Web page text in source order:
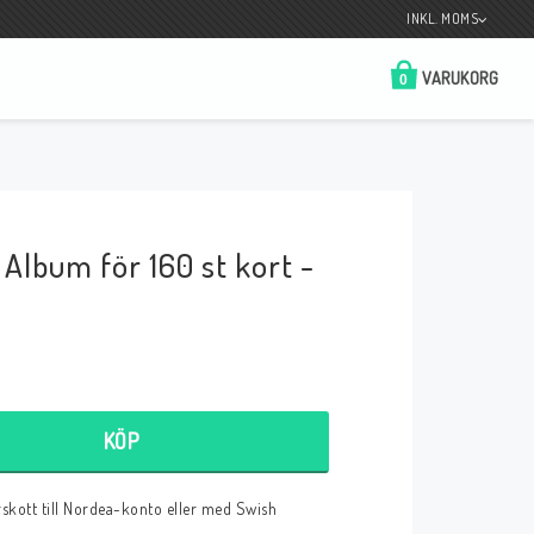
INKL. MOMS
VARUKORG
0
Betala enkelt i förskott till konto i Nordea
Album för 160 st kort -
KÖP
till Nordea-konto eller med Swish